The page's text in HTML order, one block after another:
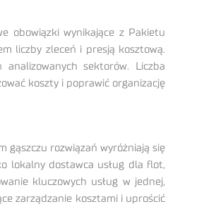
obowiązki wynikające z Pakietu
liczby zleceń i presją kosztową.
sektorów. Liczba
koszty i poprawić organizację
gąszczu rozwiązań wyróżniają się
lokalny dostawca usług dla flot,
kluczowych usług w jednej,
zarządzanie kosztami i uprościć